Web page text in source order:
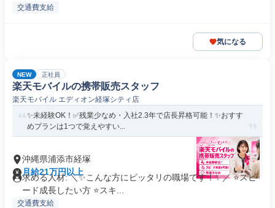
交通費支給
気になる
NEW 正社員
楽天モバイルの携帯販売スタッフ
楽天モバイル エディオン経塚シティ店
✨未経験OK！✅残業少なめ・入社2.3年で店長昇格可能！✨おすす
めプランは1つで覚えやすい...
沖縄県浦添市経塚
月給21万円以上
求める人材: ＼✨こんな方にピッタリの職場です！✨／ ⭐スピ
ード成長したい方 ⭐スキ...
交通費支給